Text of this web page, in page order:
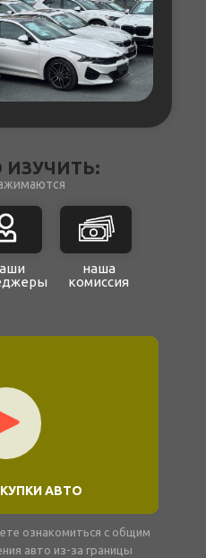
ИЗУЧИТЬ:
ознакомиться с общим
авто из-за границы
АВТО
наша
комиссия